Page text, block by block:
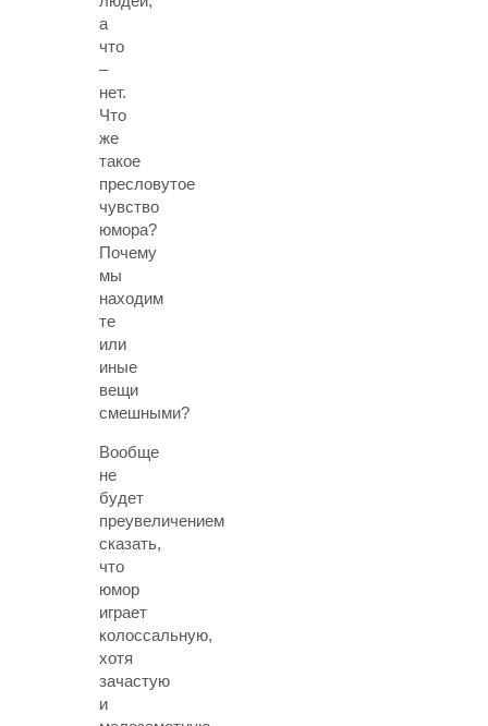
а
что
–
нет.
Что
же
такое
пресловутое
чувство
юмора?
Почему
мы
находим
те
или
иные
вещи
смешными?
Вообще
не
будет
преувеличением
сказать,
что
юмор
играет
колоссальную,
хотя
зачастую
и